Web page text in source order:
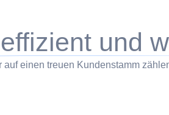
und
einen treuen Kundenstamm